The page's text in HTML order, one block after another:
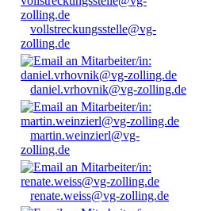
vollstreckungsstelle@vg-
zolling.de
daniel.vrhovnik@vg-zolling.de
martin.weinzierl@vg-
zolling.de
renate.weiss@vg-zolling.de